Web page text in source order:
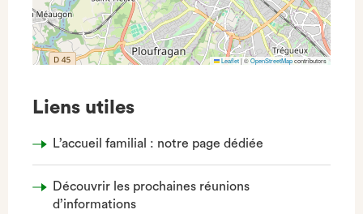
Leaflet|©OpenStreetMapcontributors
Liens utiles
L’accueil familial : notre page dédiée
Découvrir les prochaines réunions
d’informations